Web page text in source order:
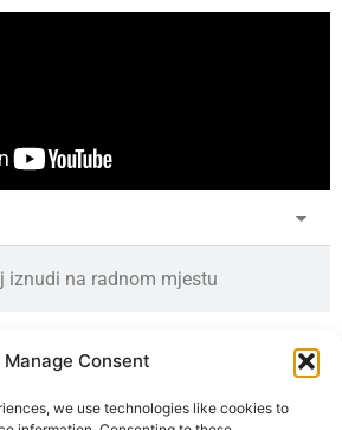
Manage Consent
we use technologies like cookies to
iznudi na radnom mjestu
DRŽAVU, A NE DOMAĆI IZDAJNIK!
je globalni problem!